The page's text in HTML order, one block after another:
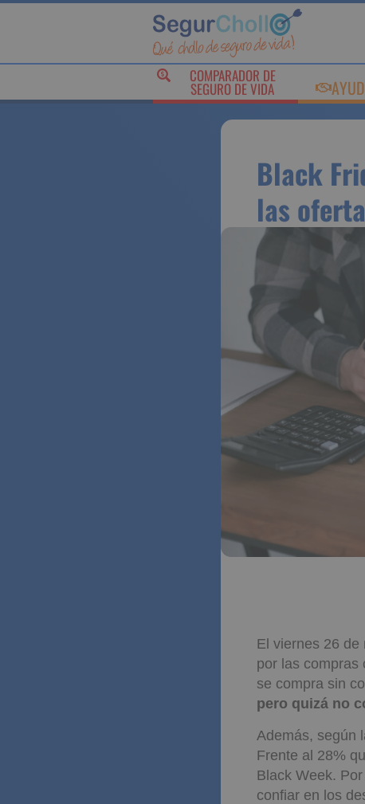
COMPARADOR DE
SEGURO DE VIDA
Black
El viernes 26 de
por las compras
se compra sin
pero quizá no
Además, según
Frente al 28%
Black Week.
confiar en los